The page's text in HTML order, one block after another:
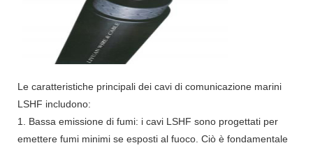
Le caratteristiche principali dei cavi di comunicazione marini
LSHF includono:
1. Bassa emissione di fumi: i cavi LSHF sono progettati per
emettere fumi minimi se esposti al fuoco. Ciò è fondamentale